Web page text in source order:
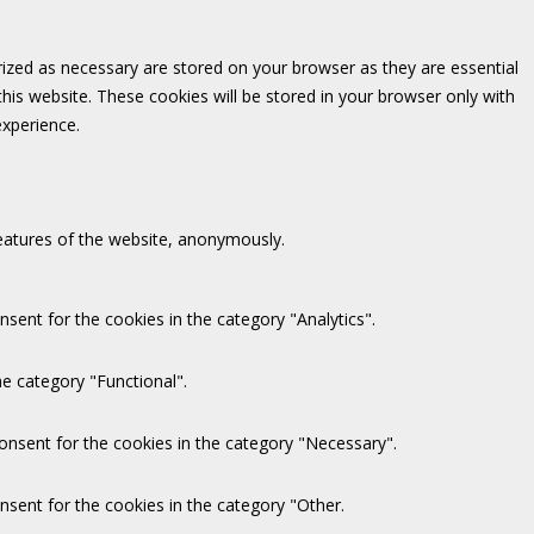
as necessary are stored on your browser as they are essential
website. These cookies will be stored in your browser only with
of the website, anonymously.
for the cookies in the category "Analytics".
category "Functional".
for the cookies in the category "Necessary".
for the cookies in the category "Other.